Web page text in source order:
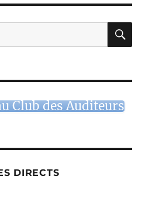
Club des Auditeurs
DIRECTS